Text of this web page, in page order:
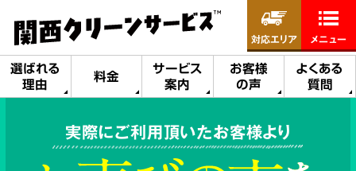
選ばれる
理由
料金
サービス
案内
お客様
の声
よくある
質問
対応エリア メニュー
実際にご利用頂いたお客様より